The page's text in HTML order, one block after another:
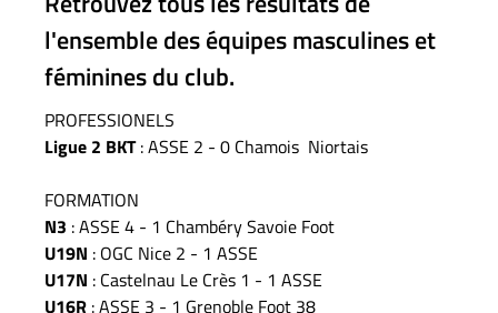
l'ensemble des équipes masculines et
féminines du club.
PROFESSIONELS
Ligue 2 BKT: ASSE 2 - 0 Chamois Niortais
FORMATION
N3 : ASSE 4 - 1 Chambéry Savoie Foot
U19N : OGC Nice 2 - 1 ASSE
U17N : Castelnau Le Crès 1 - 1 ASSE
U16R : ASSE 3 - 1 Grenoble Foot 38